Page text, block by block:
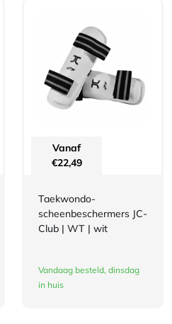
Vanaf
€22,49
Taekwondo-
scheenbeschermers JC-
Club | WT | wit
Vandaag besteld, dinsdag
in huis